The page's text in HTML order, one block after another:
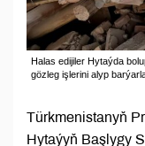
Halas edijiler Hytaýda
gözleg işlerini alyp
Türkmenistanyň
Hytaýyň Başlygy